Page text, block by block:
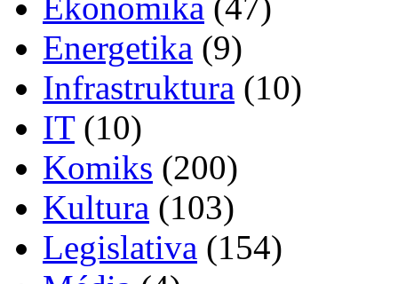
Ekonomika (47)
Energetika (9)
Infrastruktura (10)
IT(10)
Komiks (200)
Kultura (103)
Legislativa (154)